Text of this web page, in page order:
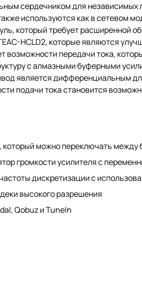
сердечником для
используются как в сетевом
который требует расширенной
HCLD2, которые являются
возможности передачи тока,
с алмазными буферными
является дифференциальным
подачи тока становится
который можно переключать
громкости усилителя с
дискретизации с
высокого разрешения
Qobuz и TuneIn